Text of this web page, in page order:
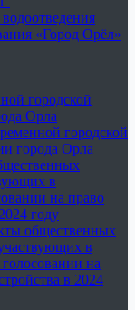
«Город Орёл»
городской
Орла
городской
города Орла
в
на право
году
общественных
в
на
в 2024